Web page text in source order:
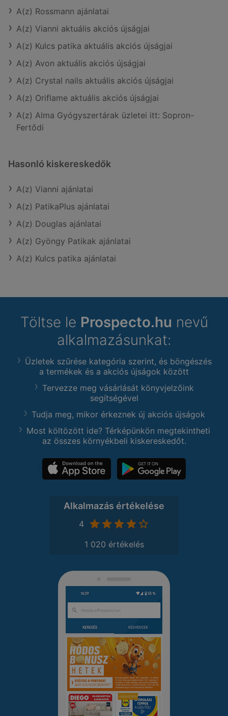
A(z) Rossmann ajánlatai
A(z) Vianni aktuális akciós újságjai
A(z) Kulcs patika aktuális akciós újságjai
A(z) Avon aktuális akciós újságjai
A(z) Crystal nails aktuális akciós újságjai
A(z) Oriflame aktuális akciós újságjai
A(z) Alma Gyógyszertárak üzletei itt: Sopron-
Fertődi
Hasonló kiskereskedők
A(z) Vianni ajánlatai
A(z) PatikaPlus ajánlatai
A(z) Douglas ajánlatai
A(z) Gyöngy Patikak ajánlatai
A(z) Kulcs patika ajánlatai
Töltse le Prospecto.hu nevű
alkalmazásunkat:
Üzletek szűrése kategória szerint, és böngészés
a termékek és a akciós újságok között
Tervezze meg vásárlását könyvjelzőink
segítségével
Tudja meg, mikor érkeznek új akciós újságok
Most költözött ide? Térképünkön megtekintheti
az összes környékbeli kiskereskedőt.
Alkalmazás értékelése
4
1 020 értékelés